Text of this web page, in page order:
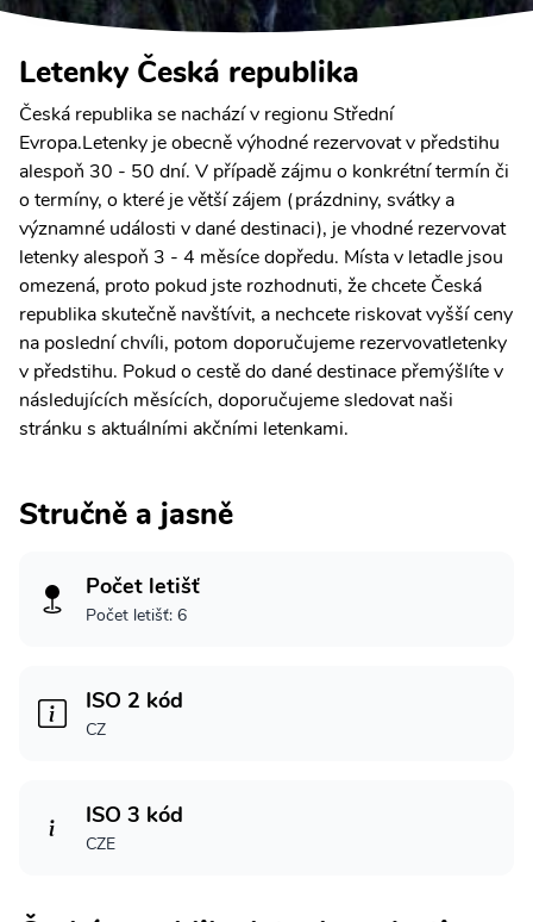
Letenky Česká republika
Česká republika se nachází v regionu Střední
Evropa.Letenky je obecně výhodné rezervovat v předstihu
alespoň 30 - 50 dní. V případě zájmu o konkrétní termín či
o termíny, o které je větší zájem (prázdniny, svátky a
významné události v dané destinaci), je vhodné rezervovat
letenky alespoň 3 - 4 měsíce dopředu. Místa v letadle jsou
omezená, proto pokud jste rozhodnuti, že chcete Česká
republika skutečně navštívit, a nechcete riskovat vyšší ceny
na poslední chvíli, potom doporučujeme rezervovatletenky
v předstihu. Pokud o cestě do dané destinace přemýšlíte v
následujících měsících, doporučujeme sledovat naši
stránku s aktuálními akčními letenkami.
Stručně a jasně
Počet letišť
Počet letišť: 6
ISO 2 kód
CZ
ISO 3 kód
CZE